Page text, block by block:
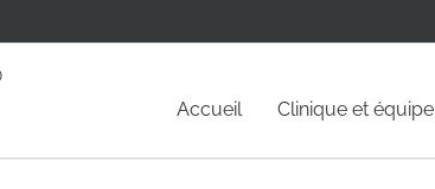
Accueil Clinique et équipe